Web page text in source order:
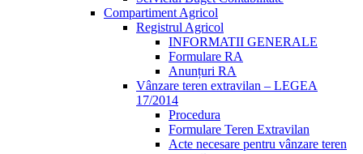
Compartiment Agricol
Registrul Agricol
INFORMATII GENERALE
Formulare RA
Anunțuri RA
Vânzare teren extravilan – LEGEA
17/2014
Procedura
Formulare Teren Extravilan
Acte necesare pentru vânzare teren